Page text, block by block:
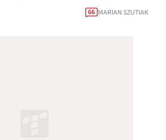
66 MARIAN SZUTIAK